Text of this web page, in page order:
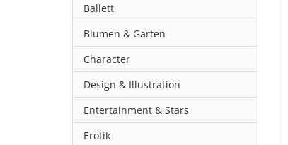
Ballett
Blumen & Garten
Character
Design & Illustration
Entertainment & Stars
Erotik